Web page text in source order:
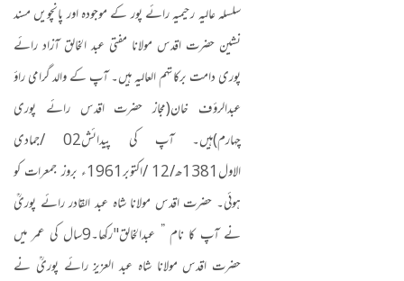
سلسلہ عالیہ رحیمیہ رائے پور کے موجودہ اور پانچویں مسند
نشین حضرت اقدس مولانا مفتی عبد الخالق آزاد رائے
پوری دامت برکاتہم العالیہ ہیں۔ آپ کے والد گرامی راؤ
عبدالرؤف خان(مجاز حضرت اقدس رائے پوری
چہارم)ہیں۔ آپ کی پیدائش02 /
جمادی
الاول1381ھ/12 / اکتوبر1961ء بروز جمعرات کو
ہوئی۔ حضرت اقدس مولانا شاہ عبد القادر رائے پوریؒ
نے آپ کا نام ” عبدالخالق"رکھا۔9سال کی عمر میں
حضرت اقدس مولانا شاہ عبد العزیز رائے پوریؒ نے